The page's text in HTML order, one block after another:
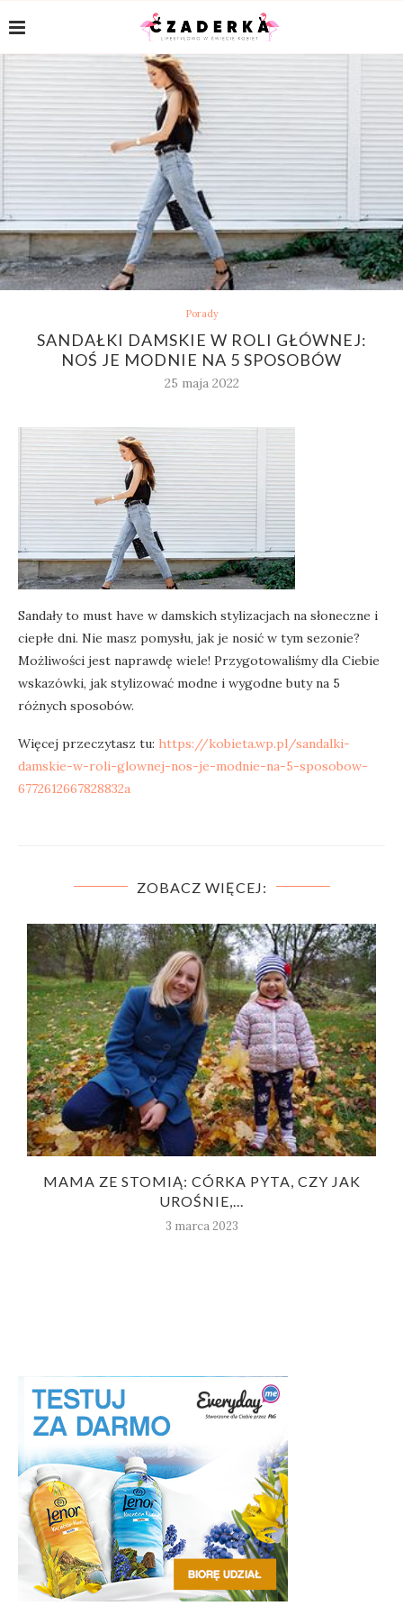
Porady
SANDAŁKI DAMSKIE W ROLI GŁÓWNEJ:
NOŚ JE MODNIE NA 5 SPOSOBÓW
25 maja 2022
Sandały to must have w damskich stylizacjach na słoneczne i
ciepłe dni. Nie masz pomysłu, jak je nosić w tym sezonie?
Możliwości jest naprawdę wiele! Przygotowaliśmy dla Ciebie
wskazówki, jak stylizować modne i wygodne buty na 5
różnych sposobów.
Więcej przeczytasz tu: https://kobieta.wp.pl/sandalki-
damskie-w-roli-glownej-nos-je-modnie-na-5-sposobow-
6772612667828832a
ZOBACZ WIĘCEJ:
MAMA ZE STOMIĄ: CÓRKA PYTA, CZY JAK
UROŚNIE,...
3 marca 2023